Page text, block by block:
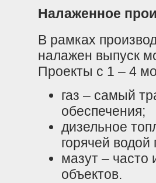
Налаженное
В рамках
налажен выпуск
Проекты с 1 – 4
газ – самый
обеспечения;
дизельное
горячей
мазут – часто
объектов.